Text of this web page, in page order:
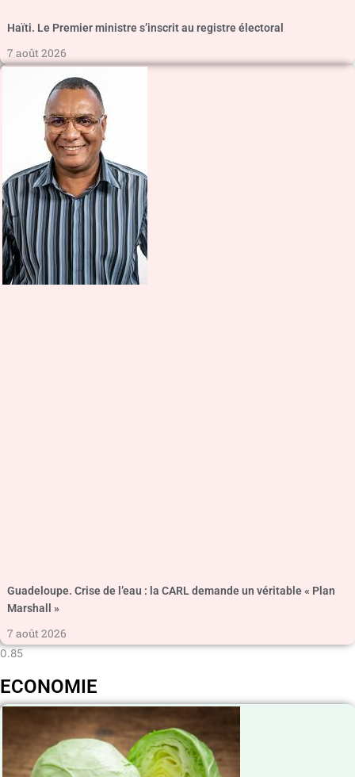
Haïti. Le Premier ministre s’inscrit au registre électoral
7 août 2026
Guadeloupe. Crise de l’eau : la CARL demande un véritable « Plan
Marshall »
7 août 2026
ECONOMIE